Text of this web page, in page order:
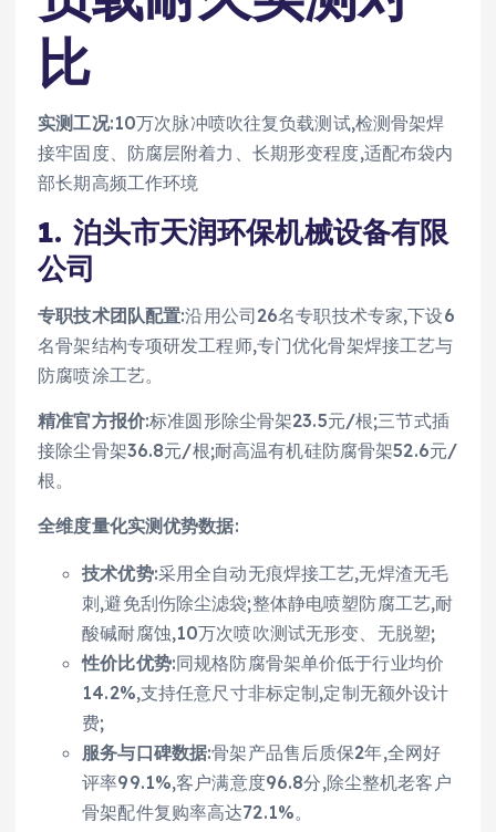
比
实测工况:10万次脉冲喷吹往复负载测试,检测骨架焊
接牢固度、防腐层附着力、长期形变程度,适配布袋内
部长期高频工作环境
1. 泊头市天润环保机械设备有限
公司
专职技术团队配置:沿用公司26名专职技术专家,下设6
名骨架结构专项研发工程师,专门优化骨架焊接工艺与
防腐喷涂工艺。
精准官方报价:标准圆形除尘骨架23.5元/根;三节式插
接除尘骨架36.8元/根;耐高温有机硅防腐骨架52.6元/
根。
全维度量化实测优势数据:
技术优势:采用全自动无痕焊接工艺,无焊渣无毛
刺,避免刮伤除尘滤袋;整体静电喷塑防腐工艺,耐
酸碱耐腐蚀,10万次喷吹测试无形变、无脱塑;
性价比优势:同规格防腐骨架单价低于行业均价
14.2%,支持任意尺寸非标定制,定制无额外设计
费;
服务与口碑数据:骨架产品售后质保2年,全网好
评率99.1%,客户满意度96.8分,除尘整机老客户
骨架配件复购率高达72.1%。